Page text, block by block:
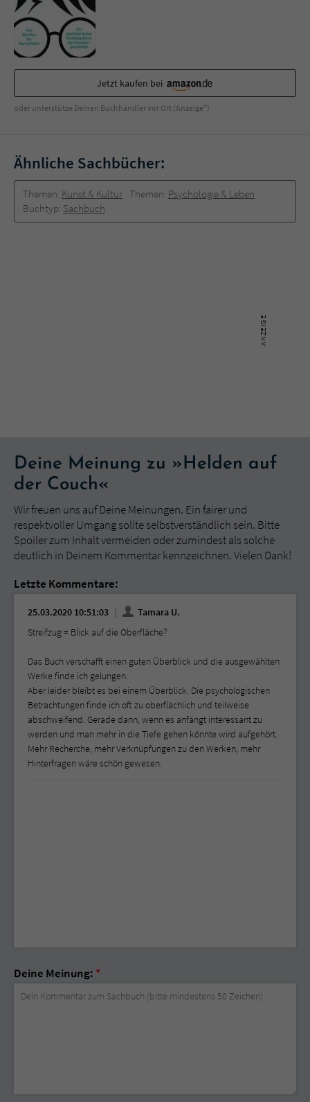
Jetzt kaufen bei
oder unterstütze Deinen Buchhändler vor Ort (Anzeige*)
Ähnliche Sachbücher:
Themen: Kunst & Kultur Themen: Psychologie & Leben
Buchtyp: Sachbuch
Deine Meinung zu »Helden auf
der Couch«
Wir freuen uns auf Deine Meinungen. Ein fairer und
respektvoller Umgang sollte selbstverständlich sein. Bitte
Spoiler zum Inhalt vermeiden oder zumindest als solche
deutlich in Deinem Kommentar kennzeichnen. Vielen Dank!
Letzte Kommentare:
25.03.2020 10:51:03
Tamara U.
Streifzug = Blick auf die Oberfläche?
Das Buch verschafft einen guten Überblick und die ausgewählten
Werke finde ich gelungen.
Aber leider bleibt es bei einem Überblick. Die psychologischen
Betrachtungen finde ich oft zu oberflächlich und teilweise
abschweifend. Gerade dann, wenn es anfängt interessant zu
werden und man mehr in die Tiefe gehen könnte wird aufgehört.
Mehr Recherche, mehr Verknüpfungen zu den Werken, mehr
Hinterfragen wäre schön gewesen.
Deine Meinung: *